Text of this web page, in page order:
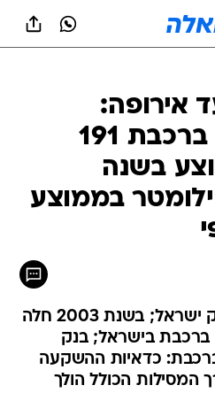
אירופה:
הישראלי נוסע ברכבת 191
בשנה
800 קילומטר בממוצע
כך עולה מניתוח של בנק ישראל; בשנת 2003 חלה
בשימוש ברכבת בישראל; בנק
כדאיות ההשקעה
המסילות הכולל הולך